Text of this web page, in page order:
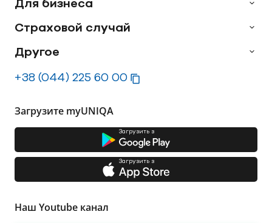
Для бизнеса
Страховой случай
Другое
+38 (044) 225 60 00
Загрузите myUNIQA
Загрузить з
Загрузить з
Наш Youtube канал